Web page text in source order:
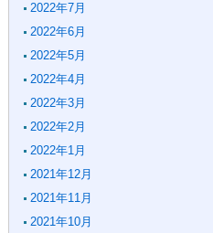
2022年7月
2022年6月
2022年5月
2022年4月
2022年3月
2022年2月
2022年1月
2021年12月
2021年11月
2021年10月